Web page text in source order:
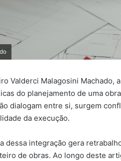
Valderci Malagosini Machado,
do planejamento de uma
dialogam entre si, surgem
da execução.
dessa integração gera
de obras. Ao longo deste